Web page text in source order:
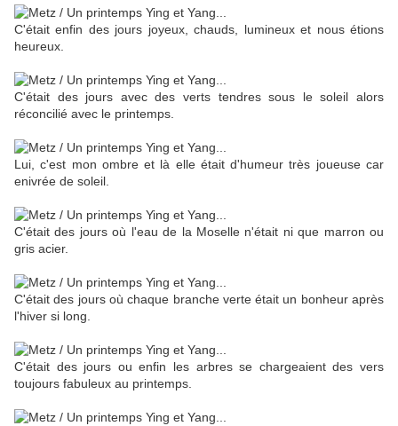
C'était enfin des jours joyeux, chauds, lumineux et nous étions
heureux.
C'était des jours avec des verts tendres sous le soleil alors
réconcilié avec le printemps.
Lui, c'est mon ombre et là elle était d'humeur très joueuse car
enivrée de soleil.
C'était des jours où l'eau de la Moselle n'était ni que marron ou
gris acier.
C'était des jours où chaque branche verte était un bonheur après
l'hiver si long.
C'était des jours ou enfin les arbres se chargeaient des vers
toujours fabuleux au printemps.